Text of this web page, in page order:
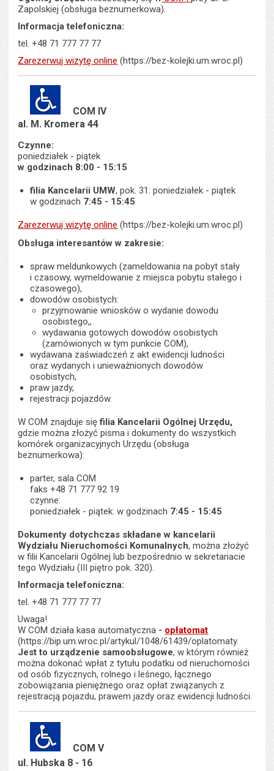
Zapolskiej (obsługa beznumerkowa).
Informacja telefoniczna:
tel. +48 71 777 77 77
Zarezerwuj wizytę online (https://bez-kolejki.um.wroc.pl)
COM IV
al. M. Kromera 44
Czynne:
poniedziałek - piątek
w godzinach 8:00 - 15:15
filia Kancelarii UMW, pok. 31: poniedziałek - piątek
w godzinach 7:45 - 15:45
Zarezerwuj wizytę online (https://bez-kolejki.um.wroc.pl)
Obsługa interesantów w zakresie:
spraw meldunkowych (zameldowania na pobyt stały
i czasowy, wymeldowanie z miejsca pobytu stałego i
czasowego),
dowodów osobistych:
przyjmowanie wniosków o wydanie dowodu
osobistego,,
wydawania gotowych dowodów osobistych
(zamówionych w tym punkcie COM),
wydawana zaświadczeń z akt ewidencji ludności
oraz wydanych i unieważnionych dowodów
osobistych,
praw jazdy,
rejestracji pojazdów.
W COM znajduje sięfilia Kancelarii Ogólnej Urzędu,
gdzie można złożyć pisma i dokumenty do wszystkich
komórek organizacyjnych Urzędu (obsługa
beznumerkowa):
parter, sala COM
faks +48 71 777 92 19
czynne:
poniedziałek - piątek: w godzinach 7:45 - 15:45
Dokumenty dotychczas składane w kancelarii
Wydziału Nieruchomości Komunalnych, można złożyć
w filii Kancelarii Ogólnej lub bezpośrednio w sekretariacie
tego Wydziału (III piętro pok. 320).
Informacja telefoniczna:
tel. +48 71 777 77 77
Uwaga!
W COM działa kasa automatyczna - opłatomat
(https://bip.um.wroc.pl/artykul/1048/61439/oplatomaty.
Jest to urządzenie samoobsługowe, w którym również
można dokonać wpłat z tytułu podatku od nieruchomości
od osób fizycznych, rolnego i leśnego, łącznego
zobowiązania pieniężnego oraz opłat związanych z
rejestracją pojazdu, prawem jazdy oraz ewidencji ludności.
COM V
ul. Hubska 8 - 16